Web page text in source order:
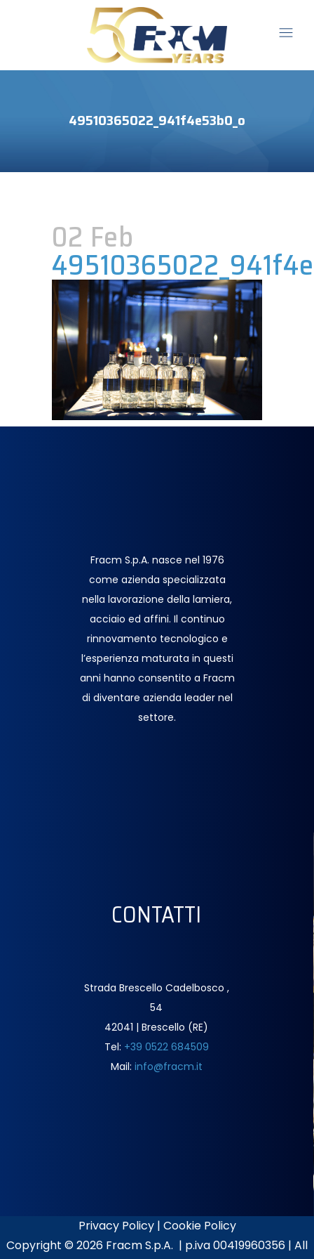
49510365022_941f4e53b0_o
02 Feb
Fracm S.p.A. nasce nel 1976
come azienda specializzata
nella lavorazione della lamiera,
acciaio ed affini. Il continuo
rinnovamento tecnologico e
l’esperienza maturata in questi
anni hanno consentito a Fracm
di diventare azienda leader nel
settore.
CONTATTI
Strada Brescello Cadelbosco ,
54
42041 | Brescello (RE)
Tel: +39 0522 684509
Mail: info@fracm.it
Privacy Policy| Cookie Policy
Copyright © 2026 Fracm S.p.A. | p.iva 00419960356 | All